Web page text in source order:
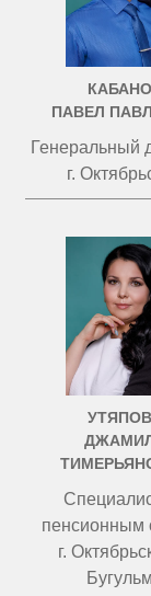
ПАВЕЛ
Генеральный
г.
пенсионным
г.